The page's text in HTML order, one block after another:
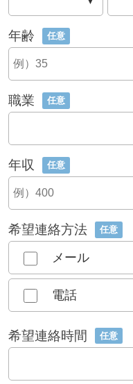
年齢 任意
職業 任意
年収 任意
希望連絡方法 任意
メール
電話
希望連絡時間 任意